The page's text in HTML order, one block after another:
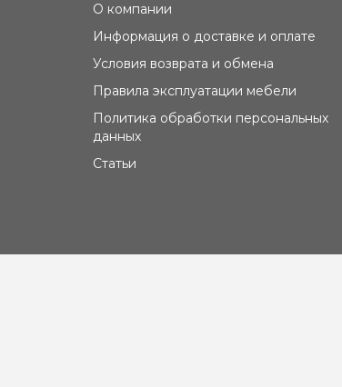
О компании
Информация о доставке и оплате
Условия возврата и обмена
Правила эксплуатации мебели
Политика обработки персональных
данных
Статьи